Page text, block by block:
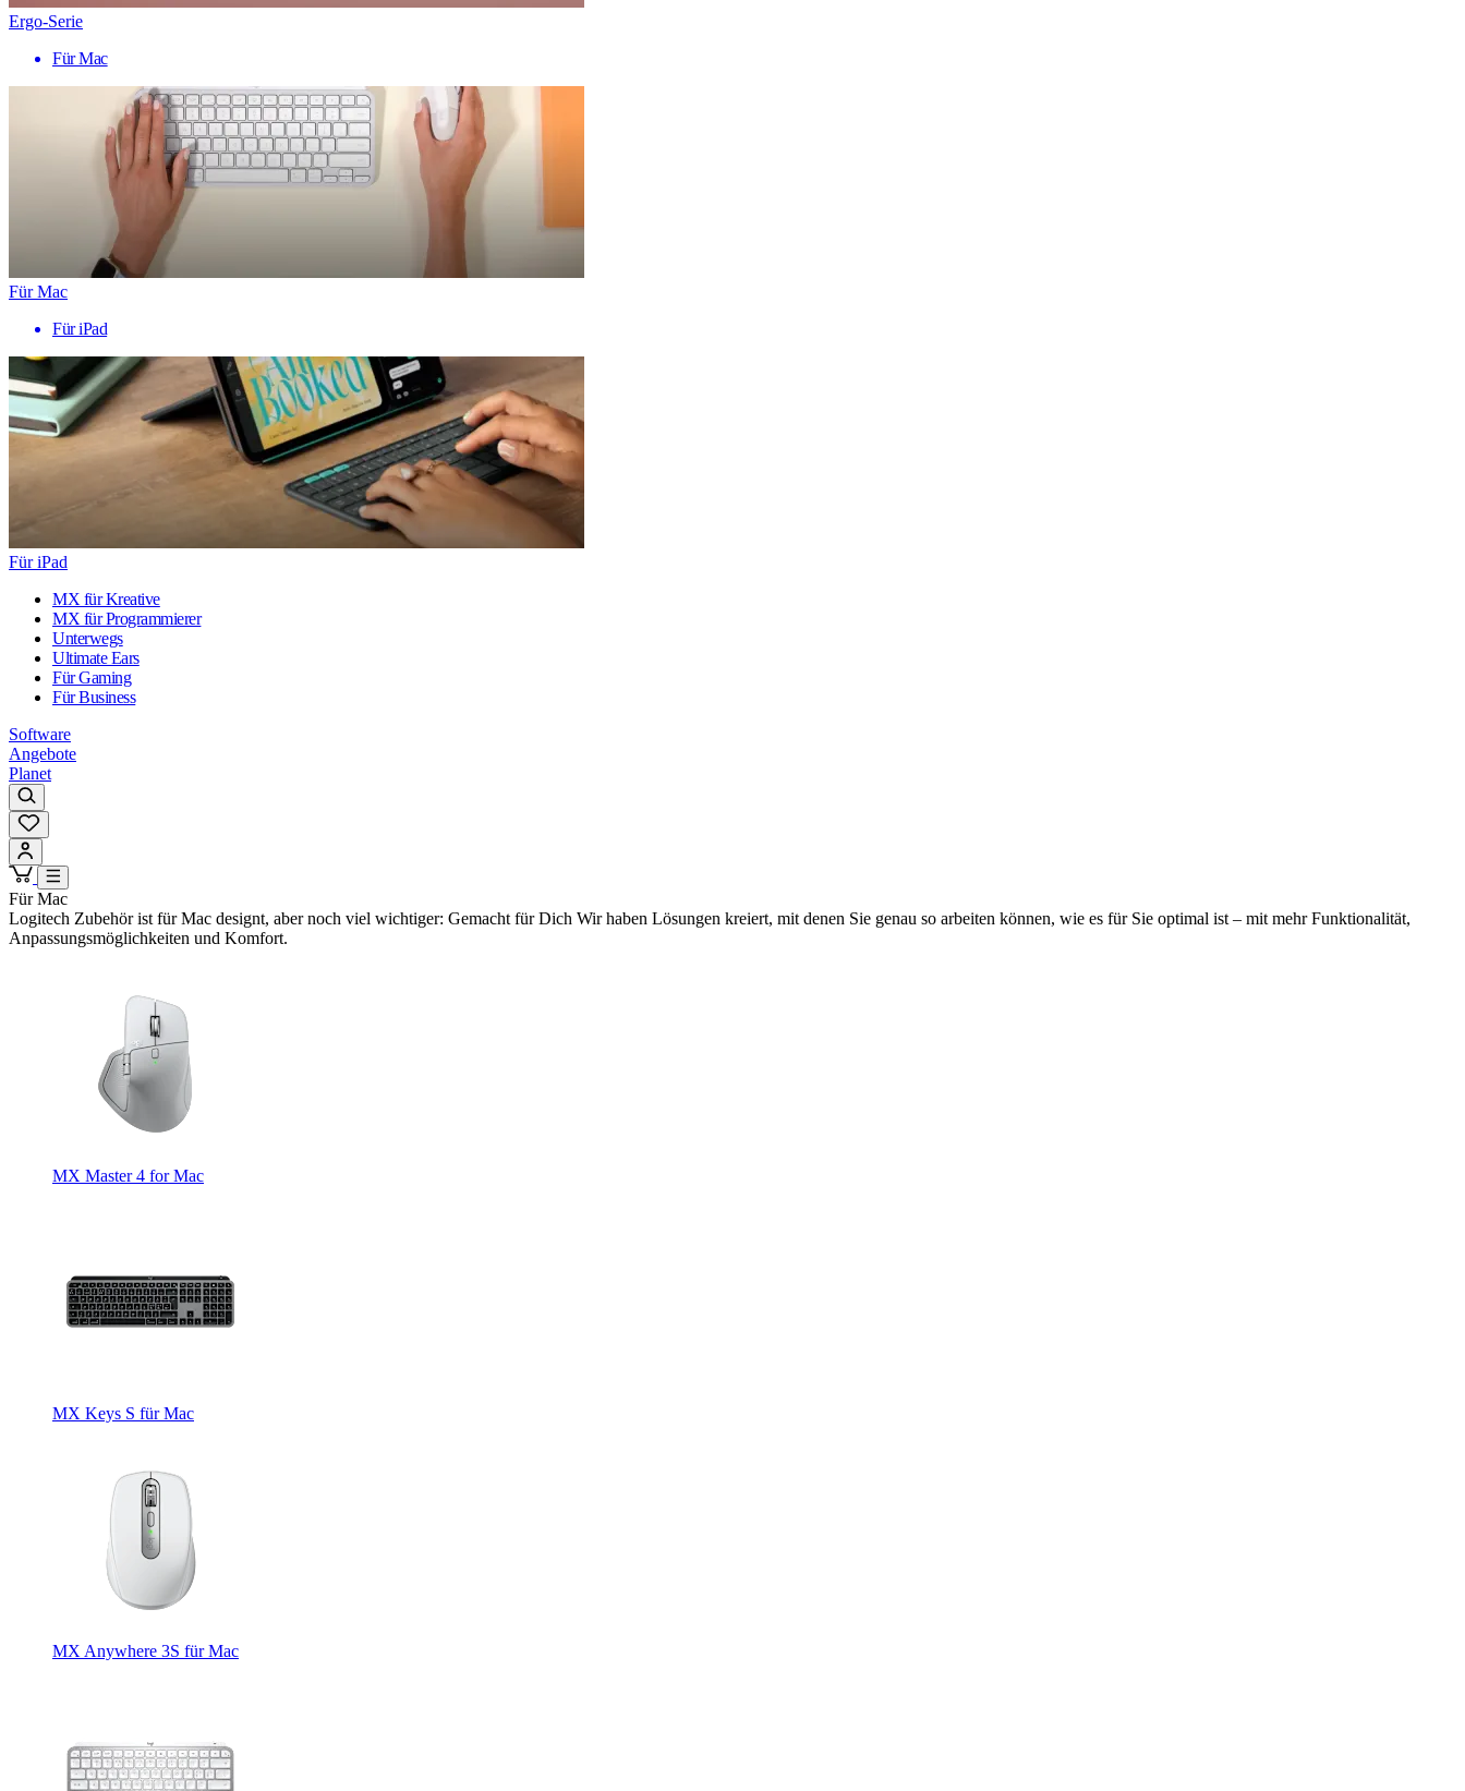
Ergo-Serie
Für Mac
Für Mac
Für iPad
Für iPad
MX für Kreative
MX für Programmierer
Unterwegs
Ultimate Ears
Für Gaming
Für Business
Software
Angebote
Planet
Für Mac
Logitech Zubehör ist für Mac designt, aber noch viel wichtiger: Gemacht für Dich Wir haben Lösungen kreiert, mit denen Sie genau so arbeiten können, wie es für Sie optimal ist – mit mehr Funktionalität,
Anpassungsmöglichkeiten und Komfort.
MX Master 4 for Mac
MX Keys S für Mac
MX Anywhere 3S für Mac